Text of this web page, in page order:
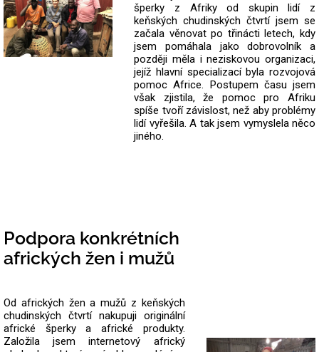
šperky z Afriky od skupin lidí z
keňských chudinských čtvrtí jsem se
začala věnovat po třinácti letech, kdy
jsem pomáhala jako dobrovolník a
později měla i neziskovou organizaci,
jejíž hlavní specializací byla rozvojová
pomoc Africe. Postupem času jsem
však zjistila, že pomoc pro Afriku
spíše tvoří závislost, než aby problémy
lidí vyřešila. A tak jsem vymyslela něco
jiného.
Podpora konkrétních
afrických žen i mužů
Od afrických žen a mužů z keňských
chudinských čtvrtí nakupuji originální
africké šperky a africké produkty.
Založila jsem internetový africký